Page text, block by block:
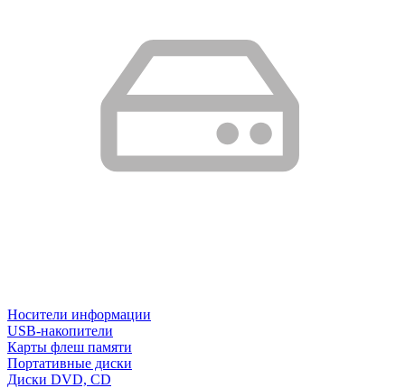
Носители информации
USB-накопители
Карты флеш памяти
Портативные диски
Диски DVD, CD